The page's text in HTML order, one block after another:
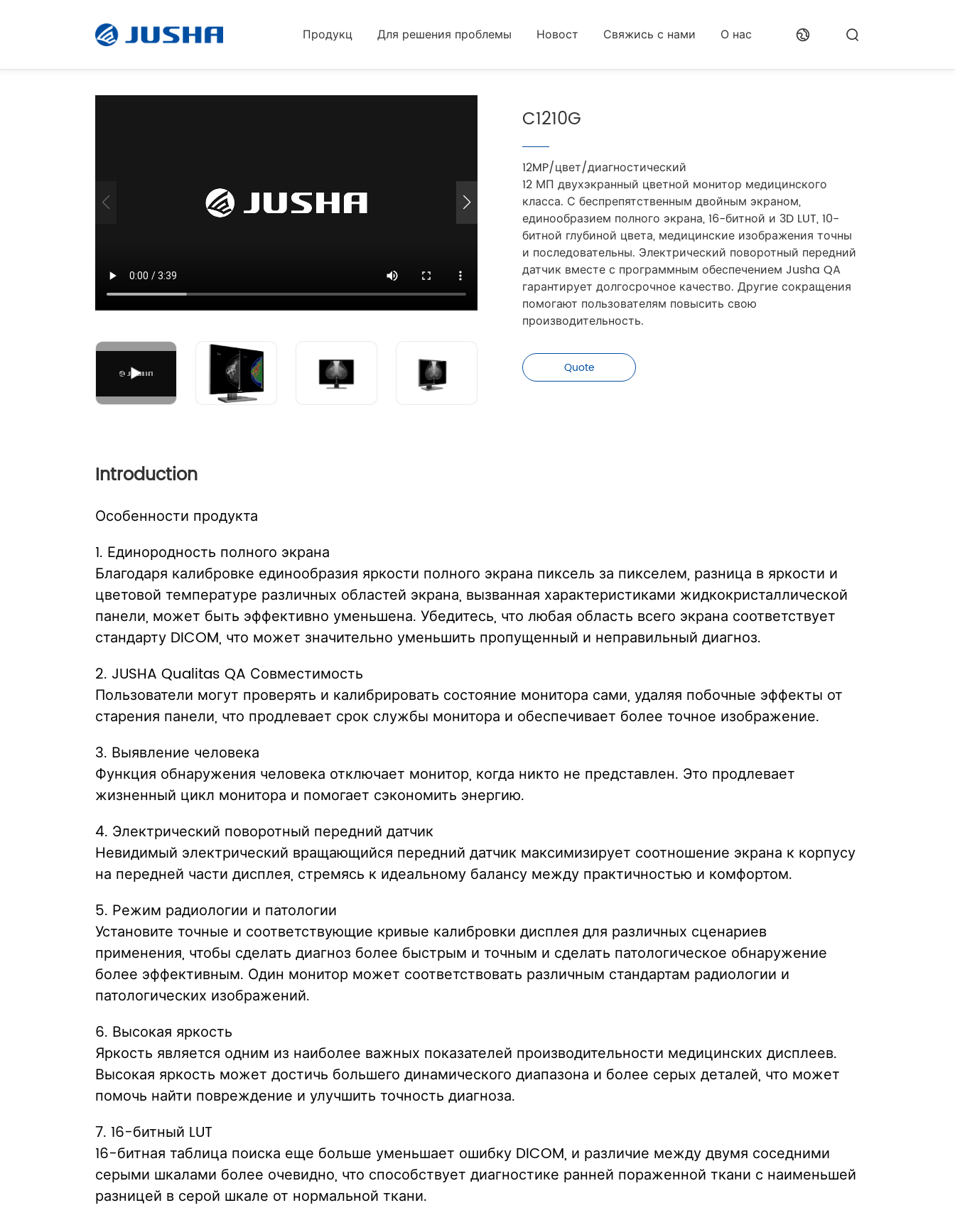
Продукц
Программн обеспечен
Контроль инфекции
Обработка изображения
Для решения проблемы Новост Свяжись с нами О нас
Graphic Card Software Related Product
C1210G
12MP/цвет/диагностический
12 МП двухэкранный цветной монитор медицинского
класса. С беспрепятственным двойным экраном,
единообразием полного экрана, 16-битной и 3D LUT, 10-
битной глубиной цвета, медицинские изображения точны
и последовательны. Электрический поворотный передний
датчик вместе с программным обеспечением Jusha QA
гарантирует долгосрочное качество. Другие сокращения
помогают пользователям повысить свою
производительность.
Quote
Introduction
Особенности продукта
1. Единородность полного экрана
Благодаря калибровке единообразия яркости полного экрана пиксель за пикселем, разница в яркости и
цветовой температуре различных областей экрана, вызванная характеристиками жидкокристаллической
панели, может быть эффективно уменьшена. Убедитесь, что любая область всего экрана соответствует
стандарту DICOM, что может значительно уменьшить пропущенный и неправильный диагноз.
2. JUSHA Qualitas QA Совместимость
Пользователи могут проверять и калибрировать состояние монитора сами, удаляя побочные эффекты от
старения панели, что продлевает срок службы монитора и обеспечивает более точное изображение.
3. Выявление человека
Функция обнаружения человека отключает монитор, когда никто не представлен. Это продлевает
жизненный цикл монитора и помогает сэкономить энергию.
4. Электрический поворотный передний датчик
Невидимый электрический вращающийся передний датчик максимизирует соотношение экрана к корпусу
на передней части дисплея, стремясь к идеальному балансу между практичностью и комфортом.
5. Режим радиологии и патологии
Установите точные и соответствующие кривые калибровки дисплея для различных сценариев
применения, чтобы сделать диагноз более быстрым и точным и сделать патологическое обнаружение
более эффективным. Один монитор может соответствовать различным стандартам радиологии и
патологических изображений.
6. Высокая яркость
Яркость является одним из наиболее важных показателей производительности медицинских дисплеев.
Высокая яркость может достичь большего динамического диапазона и более серых деталей, что может
помочь найти повреждение и улучшить точность диагноза.
7. 16-битный LUT
16-битная таблица поиска еще больше уменьшает ошибку DICOM, и различие между двумя соседними
серыми шкалами более очевидно, что способствует диагностике ранней пораженной ткани с наименьшей
разницей в серой шкале от нормальной ткани.